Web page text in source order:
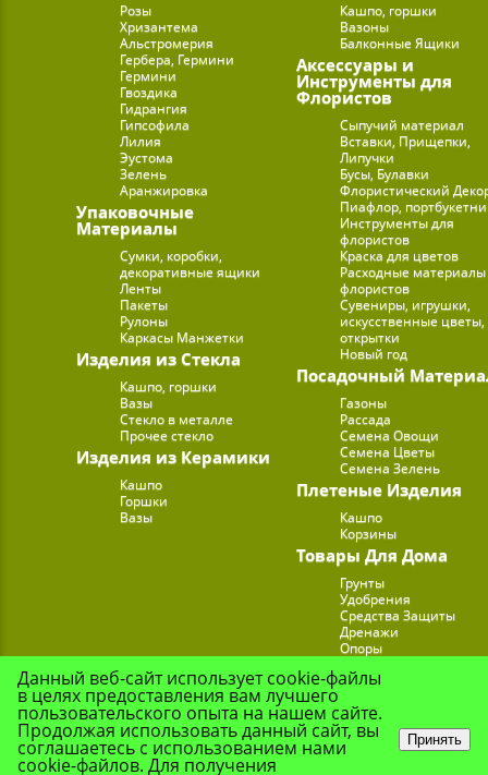
Розы
Хризантема
Альстромерия
Гербера, Гермини
Гермини
Гвоздика
Гидрангия
Гипсофила
Лилия
Эустома
Зелень
Аранжировка
Упаковочные
Материалы
Сумки, коробки,
декоративные ящики
Ленты
Пакеты
Рулоны
Каркасы Манжетки
Изделия из Стекла
Кашпо, горшки
Вазы
Стекло в металле
Прочее стекло
Изделия из Керамики
Кашпо
Горшки
Вазы
Кашпо, горшки
Вазоны
Балконные Ящики
Аксессуары и
Инструменты для
Флористов
Сыпучий материал
Вставки, Прищепки,
Липучки
Бусы, Булавки
Флористический
Пиафлор,
Инструменты для
флористов
Краска для цветов
Расходные
флористов
Сувениры, игрушки,
искусственные цветы,
открытки
Новый год
Посадочный
Газоны
Рассада
Семена Овощи
Семена Цветы
Семена Зелень
Плетеные Изделия
Кашпо
Корзины
Товары Для Дома
Грунты
Удобрения
Средства Защиты
Дренажи
Опоры
Подставки для Цветов
Данный веб-сайт использует cookie-файлы
в целях предоставления вам лучшего
пользовательского опыта на нашем сайте.
Продолжая использовать данный сайт, вы
соглашаетесь с использованием нами
cookie-файлов. Для получения
Принять